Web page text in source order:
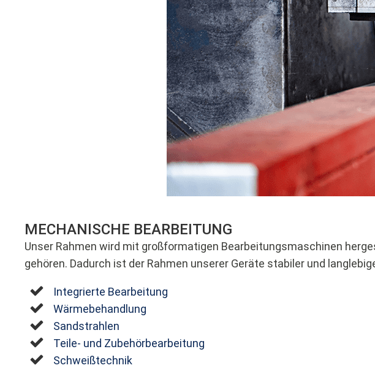
MECHANISCHE BEARBEITUNG
Unser Rahmen wird mit großformatigen Bearbeitungsmaschinen
gehören. Dadurch ist der Rahmen unserer Geräte stabiler und
Integrierte Bearbeitung
Wärmebehandlung
Sandstrahlen
Teile- und Zubehörbearbeitung
Schweißtechnik